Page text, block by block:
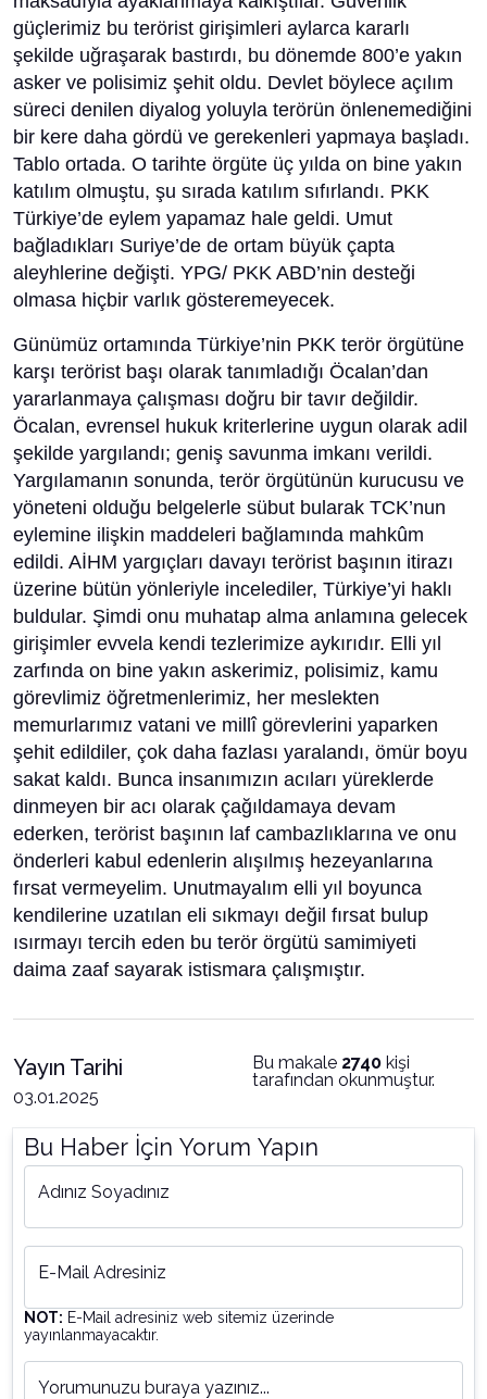
güçlerimiz bu terörist girişimleri aylarca kararlı
şekilde uğraşarak bastırdı, bu dönemde 800’e yakın
asker ve polisimiz şehit oldu. Devlet böylece açılım
süreci denilen diyalog yoluyla terörün önlenemediğini
bir kere daha gördü ve gerekenleri yapmaya başladı.
Tablo ortada. O tarihte örgüte üç yılda on bine yakın
katılım olmuştu, şu sırada katılım sıfırlandı. PKK
Türkiye’de eylem yapamaz hale geldi. Umut
bağladıkları Suriye’de de ortam büyük çapta
aleyhlerine değişti. YPG/ PKK ABD’nin desteği
olmasa hiçbir varlık gösteremeyecek.
Günümüz ortamında Türkiye’nin PKK terör örgütüne
karşı terörist başı olarak tanımladığı Öcalan’dan
yararlanmaya çalışması doğru bir tavır değildir.
Öcalan, evrensel hukuk kriterlerine uygun olarak adil
şekilde yargılandı; geniş savunma imkanı verildi.
Yargılamanın sonunda, terör örgütünün kurucusu ve
yöneteni olduğu belgelerle sübut bularak TCK’nun
eylemine ilişkin maddeleri bağlamında mahkûm
edildi. AİHM yargıçları davayı terörist başının itirazı
üzerine bütün yönleriyle incelediler, Türkiye’yi haklı
buldular. Şimdi onu muhatap alma anlamına gelecek
girişimler evvela kendi tezlerimize aykırıdır. Elli yıl
zarfında on bine yakın askerimiz, polisimiz, kamu
görevlimiz öğretmenlerimiz, her meslekten
memurlarımız vatani ve millî görevlerini yaparken
şehit edildiler, çok daha fazlası yaralandı, ömür boyu
sakat kaldı. Bunca insanımızın acıları yüreklerde
dinmeyen bir acı olarak çağıldamaya devam
ederken, terörist başının laf cambazlıklarına ve onu
önderleri kabul edenlerin alışılmış hezeyanlarına
fırsat vermeyelim. Unutmayalım elli yıl boyunca
kendilerine uzatılan eli sıkmayı değil fırsat bulup
ısırmayı tercih eden bu terör örgütü samimiyeti
daima zaaf sayarak istismara çalışmıştır.
Yayın Tarihi
03.01.2025
Bu makale 2740 kişi
tarafından okunmuştur.
Bu Haber İçin Yorum Yapın
Adınız Soyadınız
E-Mail Adresiniz
NOT: E-Mail adresiniz web sitemiz üzerinde
yayınlanmayacaktır.
Yorumunuzu buraya yazınız...